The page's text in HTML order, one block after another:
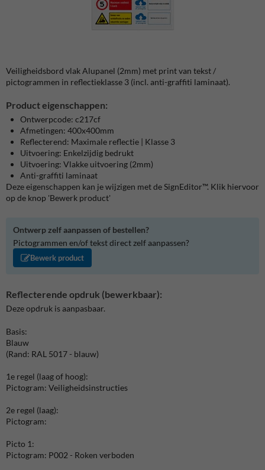
Veiligheidsbord vlak Alupanel (2mm) met print van tekst /
pictogrammen in reflectieklasse 3 (incl. anti-graffiti laminaat).
Product eigenschappen:
Ontwerpcode: c217cf
Afmetingen: 400x400mm
Reflecterend: Maximale reflectie | Klasse 3
Uitvoering: Enkelzijdig bedrukt
Uitvoering: Vlakke uitvoering (2mm)
Anti-graffiti laminaat
Deze eigenschappen kan je wijzigen met de SignEditor™. Klik hiervoor
op de knop 'Bewerk product'
Ontwerp zelf aanpassen of bestellen?
Pictogrammen en/of tekst direct zelf aanpassen?
Bewerk product
Reflecterende opdruk (bewerkbaar):
Deze opdruk is aanpasbaar.
Basis:
Blauw
(Rand: RAL 5017 - blauw)
1e regel (laag of hoog):
Pictogram: Veiligheidsinstructies
2e regel (laag):
Pictogram:
Picto 1:
Pictogram: P002 - Roken verboden